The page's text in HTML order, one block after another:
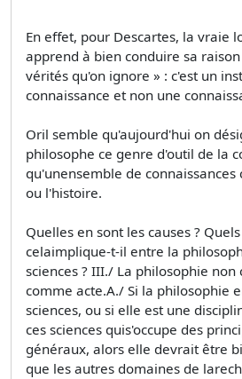
En effet, pour Descartes, la vraie
apprend à bien conduire sa
vérités qu'on ignore » : c'est un
connaissance et non une
Oril semble qu'aujourd'hui on
philosophe ce genre d'outil de la
qu'unensemble de
ou l'histoire.
Quelles en sont les causes ?
celaimplique-t-il entre la
sciences ? III./ La philosophie non
comme acte.A./ Si la philosophie
sciences, ou si elle est une
ces sciences quis'occupe des
généraux, alors elle devrait être
que les autres domaines de